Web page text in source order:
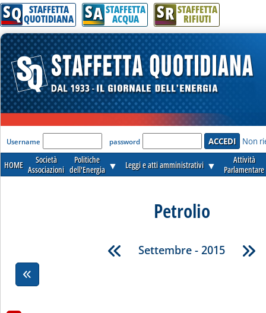
SQ STAFFETTA
QUOTIDIANA SA STAFFETTA
ACQUA SR STAFFETTA
RIFIUTI
'Modulo Login per accedere'
Username password Non
HOME
Società
Associazioni
Politiche
dell'Energia ▼ Leggi e atti amministrativi ▼
Attività
Parlamentare
Petrolio
Settembre - 2015